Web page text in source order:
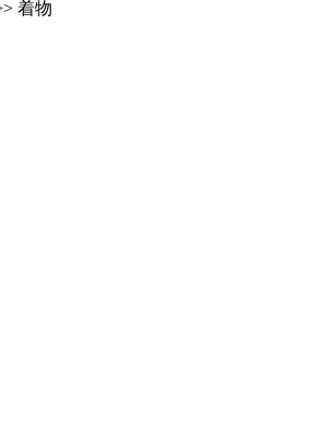
着物